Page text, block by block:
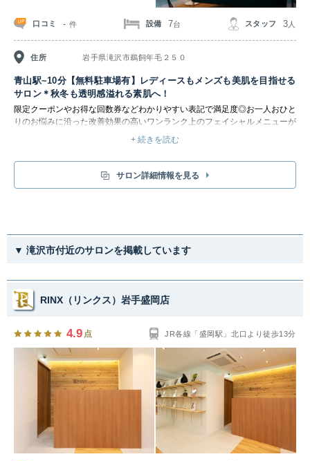
口コミ -件 設備 7台 スタッフ 3 人
住所 岩手県滝沢市鵜飼年毛２５０
青山駅~10分【無料駐車場有】レディースもメンズも美肌を目指せる
サロン＊秋冬も透明感溢れる素肌へ！
限定クーポンやお得な回数券などわかりやすい表記で満足度◎お一人おひと
りのお悩みに沿った改善効果の高いワンランク上のフェイシャルメニューが
豊富☆理想のお肌に近づける様にサポート致します＊2回目以降も通い易い
クーポンや回数チケットも要チェック♪毛穴洗浄/ハイフ/エイジング/美肌脱
毛/メンズフェイシャル・脱毛
+ 続きを読む
サロン詳細情報を見る
▼ 滝沢市付近のサロンを掲載しています
RINX（リンクス）岩手盛岡店
4.9 点 JR各線「盛岡駅」北口より徒歩13分